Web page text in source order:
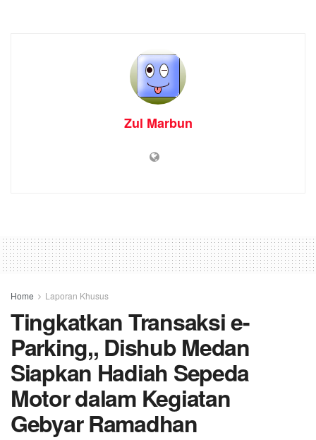
Zul Marbun
Home Laporan Khusus
Tingkatkan Transaksi e-
Parking,, Dishub Medan
Siapkan Hadiah Sepeda
Motor dalam Kegiatan
Gebyar Ramadhan